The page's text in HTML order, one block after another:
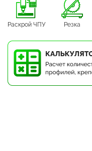
Раскрой ЧПУ Резка